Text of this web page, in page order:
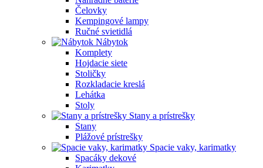
Čelovky
Kempingové lampy
Ručné svietidlá
Nábytok
Komplety
Hojdacie siete
Stoličky
Rozkladacie kreslá
Lehátka
Stoly
Stany a prístrešky
Stany
Plážové prístrešky
Spacie vaky, karimatky
Spacáky dekové